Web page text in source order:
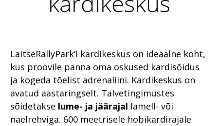
LaitseRallyPark’i kardikeskus on ideaalne koht,
kus proovile panna oma oskused kardisõidus
ja kogeda tõelist adrenaliini. Kardikeskus on
avatud aastaringselt. Talvetingimustes
sõidetakse lume- ja jäärajal lamell- või
naelrehviga. 600 meetrisele hobikardirajale